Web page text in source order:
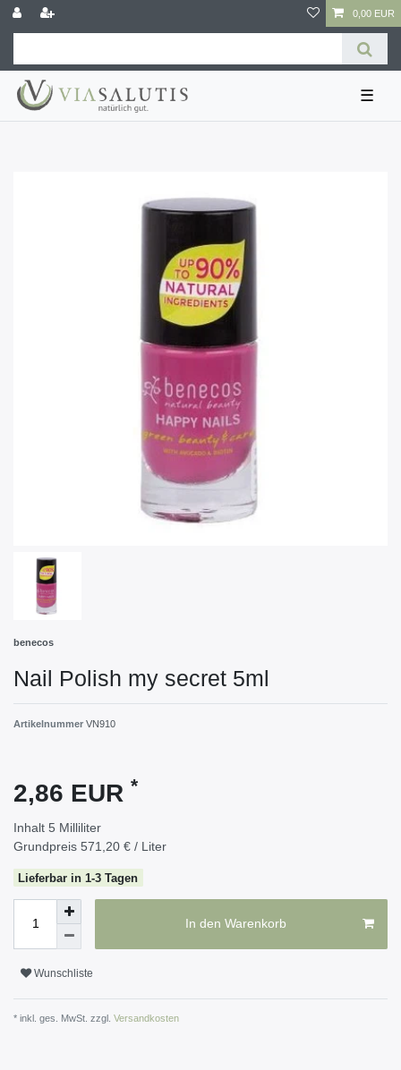
0,00 EUR
☰
benecos
Nail Polish my secret 5ml
Artikelnummer VN910
2,86 EUR *
Inhalt 5 Milliliter
Grundpreis 571,20 € / Liter
Lieferbar in 1-3 Tagen
In den Warenkorb
Wunschliste
* inkl. ges. MwSt. zzgl. Versandkosten